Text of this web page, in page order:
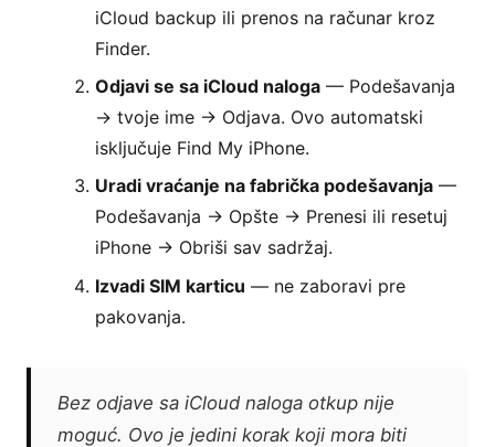
iCloud backup ili prenos na računar kroz
Finder.
Odjavi se sa iCloud naloga — Podešavanja
→ tvoje ime → Odjava. Ovo automatski
isključuje Find My iPhone.
Uradi vraćanje na fabrička podešavanja —
Podešavanja → Opšte → Prenesi ili resetuj
iPhone → Obriši sav sadržaj.
Izvadi SIM karticu — ne zaboravi pre
pakovanja.
Bez odjave sa iCloud naloga otkup nije
moguć. Ovo je jedini korak koji mora biti